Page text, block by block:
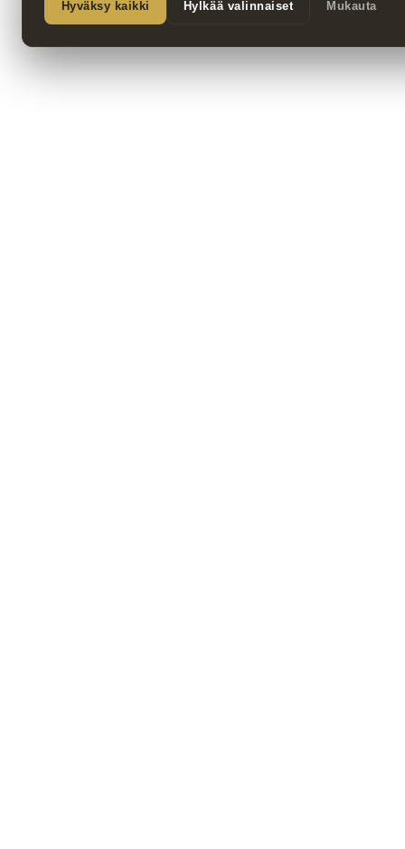
Hyväksy kaikki Hylkää valinnaiset Mukauta